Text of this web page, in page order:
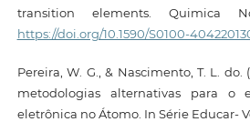
transition elements. Quimica
https://doi.org/10.1590/S0100-
Pereira, W. G., & Nascimento, T. L. do.
metodologias alternativas para o
eletrônica no Átomo. In Série Educar-